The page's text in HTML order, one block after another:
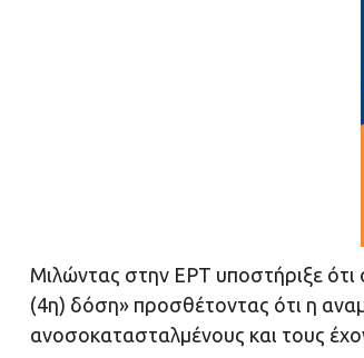
Μιλώντας στην ΕΡΤ υποστήριξε ότι
(4η) δόση» προσθέτοντας ότι η
ανοσοκατασταλμένους και τους